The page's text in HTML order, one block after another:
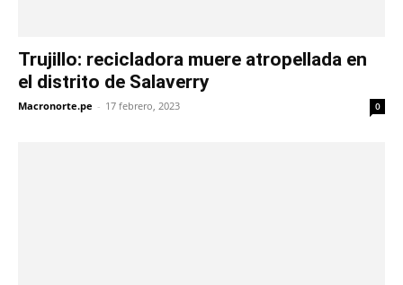
Trujillo: recicladora muere atropellada en
el distrito de Salaverry
Macronorte.pe - 17 febrero, 2023 0